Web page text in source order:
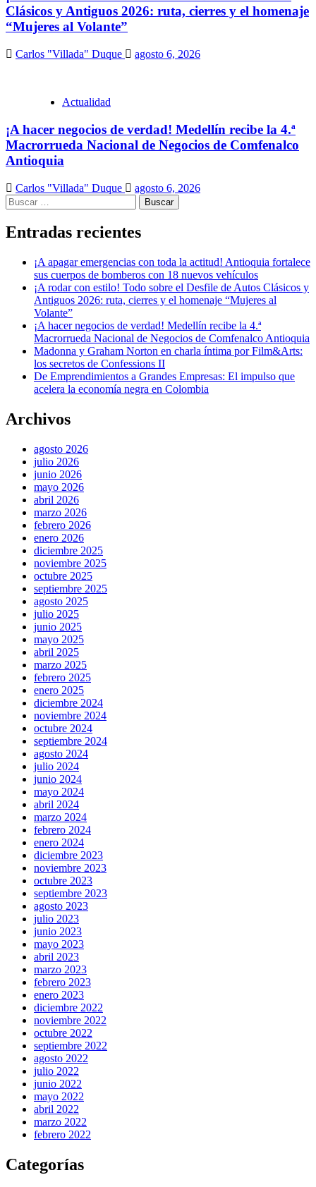
Clásicos y Antiguos 2026: ruta, cierres y el homenaje
“Mujeres al Volante”
Carlos "Villada" Duque agosto 6, 2026
Actualidad
¡A hacer negocios de verdad! Medellín recibe la 4.ª
Macrorrueda Nacional de Negocios de Comfenalco
Antioquia
Carlos "Villada" Duque
agosto 6, 2026
Buscar:
Entradas recientes
¡A apagar emergencias con toda la actitud! Antioquia fortalece
sus cuerpos de bomberos con 18 nuevos vehículos
¡A rodar con estilo! Todo sobre el Desfile de Autos Clásicos y
Antiguos 2026: ruta, cierres y el homenaje “Mujeres al
Volante”
¡A hacer negocios de verdad! Medellín recibe la 4.ª
Macrorrueda Nacional de Negocios de Comfenalco Antioquia
Madonna y Graham Norton en charla íntima por Film&Arts:
los secretos de Confessions II
De Emprendimientos a Grandes Empresas: El impulso que
acelera la economía negra en Colombia
Archivos
agosto 2026
julio 2026
junio 2026
mayo 2026
abril 2026
marzo 2026
febrero 2026
enero 2026
diciembre 2025
noviembre 2025
octubre 2025
septiembre 2025
agosto 2025
julio 2025
junio 2025
mayo 2025
abril 2025
marzo 2025
febrero 2025
enero 2025
diciembre 2024
noviembre 2024
octubre 2024
septiembre 2024
agosto 2024
julio 2024
junio 2024
mayo 2024
abril 2024
marzo 2024
febrero 2024
enero 2024
diciembre 2023
noviembre 2023
octubre 2023
septiembre 2023
agosto 2023
julio 2023
junio 2023
mayo 2023
abril 2023
marzo 2023
febrero 2023
enero 2023
diciembre 2022
noviembre 2022
octubre 2022
septiembre 2022
agosto 2022
julio 2022
junio 2022
mayo 2022
abril 2022
marzo 2022
febrero 2022
Categorías